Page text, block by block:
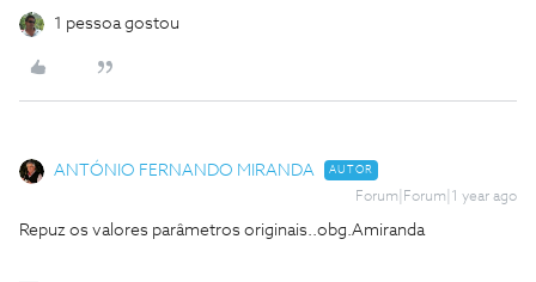
1 pessoa gostou
ANTÓNIO FERNANDO MIRANDA AUTOR
Forum|Forum|1 year ago
Repuz os valores parâmetros originais..obg.Amiranda